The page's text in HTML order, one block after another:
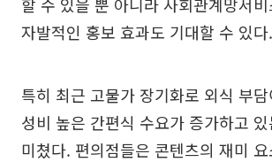
자발적인 홍보 효과도 기대할 수 있다.
특히 최근 고물가 장기화로 외식 부
성비 높은 간편식 수요가 증가하고
미쳤다. 편의점들은 콘텐츠의 재미